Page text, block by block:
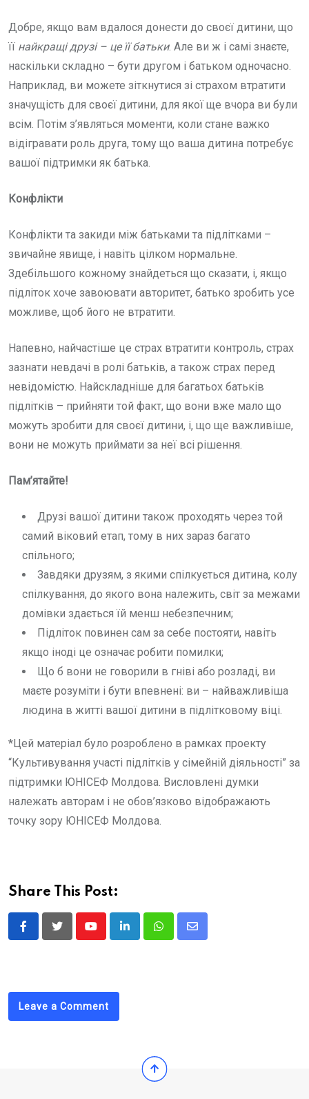
Добре, якщо вам вдалося донести до своєї дитини, що
її найкращі друзі – це її батьки. Але ви ж і самі знаєте,
наскільки складно – бути другом і батьком одночасно.
Наприклад, ви можете зіткнутися зі страхом втратити
значущість для своєї дитини, для якої ще вчора ви були
всім. Потім з’являться моменти, коли стане важко
відігравати роль друга, тому що ваша дитина потребує
вашої підтримки як батька.
Конфлікти
Конфлікти та закиди між батьками та підлітками –
звичайне явище, і навіть цілком нормальне.
Здебільшого кожному знайдеться що сказати, і, якщо
підліток хоче завоювати авторитет, батько зробить усе
можливе, щоб його не втратити.
Напевно, найчастіше це страх втратити контроль, страх
зазнати невдачі в ролі батьків, а також страх перед
невідомістю. Найскладніше для багатьох батьків
підлітків – прийняти той факт, що вони вже мало що
можуть зробити для своєї дитини, і, що ще важливіше,
вони не можуть приймати за неї всі рішення.
Пам’ятайте!
Друзі вашої дитини також проходять через той
самий віковий етап, тому в них зараз багато
спільного;
Завдяки друзям, з якими спілкується дитина, колу
спілкування, до якого вона належить, світ за межами
домівки здається їй менш небезпечним;
Підліток повинен сам за себе постояти, навіть
якщо іноді це означає робити помилки;
Що б вони не говорили в гніві або розладі, ви
маєте розуміти і бути впевнені: ви – найважливіша
людина в житті вашої дитини в підлітковому віці.
*Цей матеріал було розроблено в рамках проекту
“Культивування участі підлітків у сімейній діяльності” за
підтримки ЮНІСЕФ Молдова. Висловлені думки
належать авторам і не обов’язково відображають
точку зору ЮНІСЕФ Молдова.
Share This Post:
YoutubeLinkedInWhatsappShare
Leave a Comment